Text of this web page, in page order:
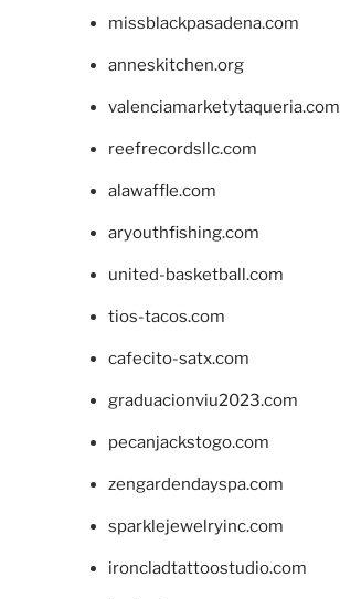
missblackpasadena.com
anneskitchen.org
valenciamarketytaqueria.com
reefrecordsllc.com
alawaffle.com
aryouthfishing.com
united-basketball.com
tios-tacos.com
cafecito-satx.com
graduacionviu2023.com
pecanjackstogo.com
zengardendayspa.com
sparklejewelryinc.com
ironcladtattoostudio.com